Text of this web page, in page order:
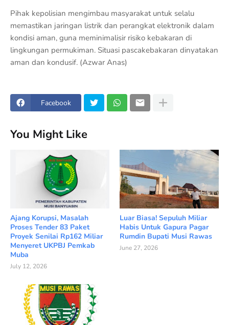
Pihak kepolisian mengimbau masyarakat untuk selalu
memastikan jaringan listrik dan perangkat elektronik dalam
kondisi aman, guna meminimalisir risiko kebakaran di
lingkungan permukiman. Situasi pascakebakaran dinyatakan
aman dan kondusif. (Azwar Anas)
Facebook
You Might Like
Ajang Korupsi, Masalah
Proses Tender 83 Paket
Proyek Senilai Rp162 Miliar
Menyeret UKPBJ Pemkab
Muba
July 12, 2026
Luar Biasa! Sepuluh Miliar
Habis Untuk Gapura Pagar
Rumdin Bupati Musi Rawas
June 27, 2026